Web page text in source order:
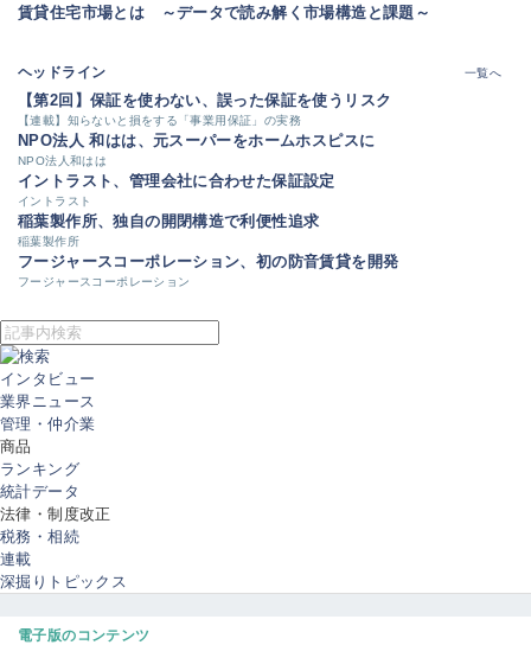
賃貸住宅市場とは ～データで読み解く市場構造と課題～
ヘッドライン 一覧へ
【第2回】保証を使わない、誤った保証を使うリスク
【連載】知らないと損をする「事業用保証」の実務
NPO法人 和はは、元スーパーをホームホスピスに
NPO法人和はは
イントラスト、管理会社に合わせた保証設定
イントラスト
稲葉製作所、独自の開閉構造で利便性追求
稲葉製作所
フージャースコーポレーション、初の防音賃貸を開発
フージャースコーポレーション
インタビュー
業界ニュース
管理・仲介業
商品
ランキング
統計データ
法律・制度改正
税務・相続
連載
深掘りトピックス
電子版のコンテンツ